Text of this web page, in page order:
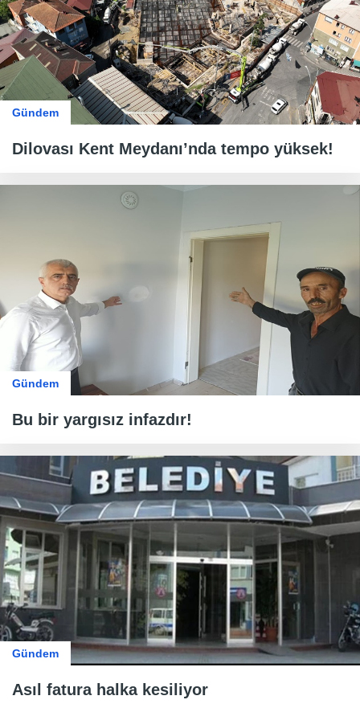
Gündem
Dilovası Kent Meydanı’nda tempo yüksek!
Gündem
Bu bir yargısız infazdır!
Gündem
Asıl fatura halka kesiliyor